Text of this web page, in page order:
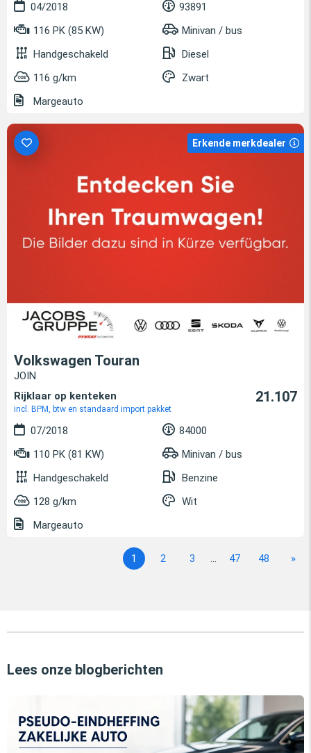
04/2018
93891
116 PK (85 KW)
Minivan / bus
Handgeschakeld
Diesel
116 g/km
Zwart
Margeauto
Erkende merkdealer
Volkswagen Touran
JOIN
Rijklaar op kenteken
incl. BPM, btw en standaard import pakket
21.107
07/2018
84000
110 PK (81 KW)
Minivan / bus
Handgeschakeld
Benzine
128 g/km
Wit
Margeauto
1 2 3 ... 47 48 »
Lees onze blogberichten